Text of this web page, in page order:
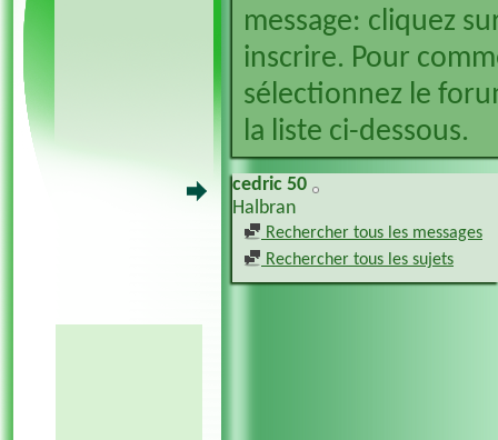
message: cliquez
inscrire. Pour
sélectionnez le
la liste ci-dessous.
cedric 50
Halbran
Rechercher tous les messages
Rechercher tous les sujets